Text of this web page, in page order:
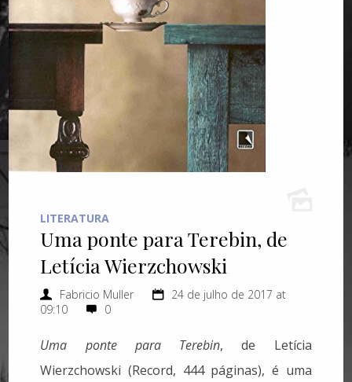
LITERATURA
Uma ponte para Terebin, de
Letícia Wierzchowski
Fabricio Muller
24 de julho de 2017 at
09:10
0
Uma ponte para Terebin, de Letícia
Wierzchowski (Record, 444 páginas), é uma